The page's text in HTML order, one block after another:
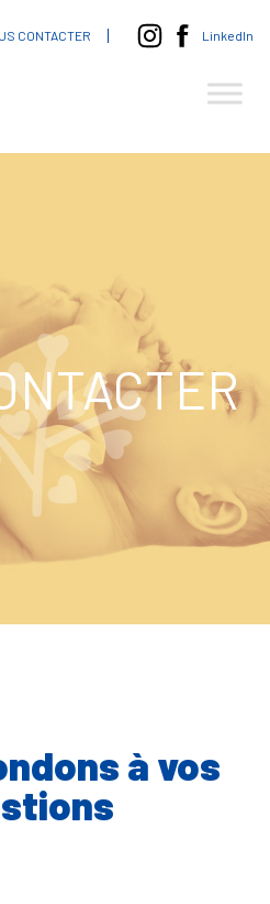
CONTACTER LinkedIn
à vos